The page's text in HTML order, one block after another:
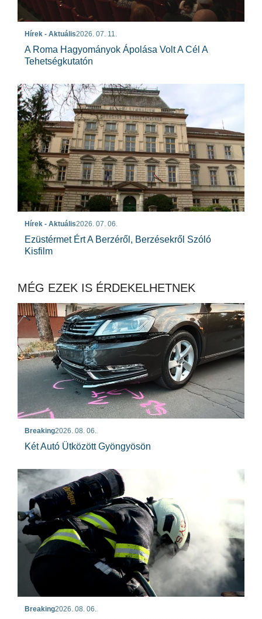
Hírek - Aktuális2026. 07. 11.
A Roma Hagyományok Ápolása Volt A Cél A
Tehetségkutatón
Hírek - Aktuális2026. 07. 06.
Ezüstérmet Ért A Berzéről, Berzésekről Szóló
Kisfilm
MÉG EZEK IS ÉRDEKELHETNEK
Breaking2026. 08. 06.
Két Autó Ütközött Gyöngyösön
Breaking2026. 08. 06.